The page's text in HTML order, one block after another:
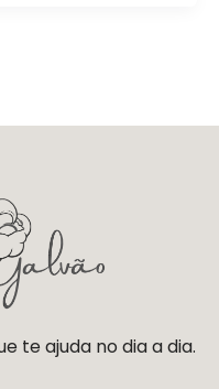
te ajuda no dia a dia.